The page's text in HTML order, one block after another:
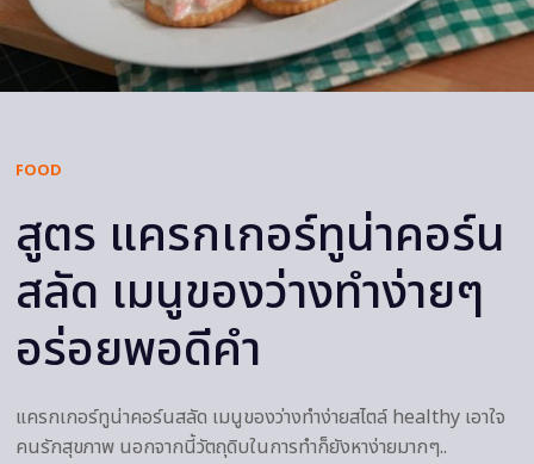
FOOD
สูตร แครกเกอร์ทูน่าคอร์น
สลัด เมนูของว่างทำง่ายๆ
อร่อยพอดีคำ
แครกเกอร์ทูน่าคอร์นสลัด เมนูของว่างทำง่ายสไตล์ healthy เอาใจ
คนรักสุขภาพ นอกจากนี้วัตถุดิบในการทำก็ยังหาง่ายมากๆ..